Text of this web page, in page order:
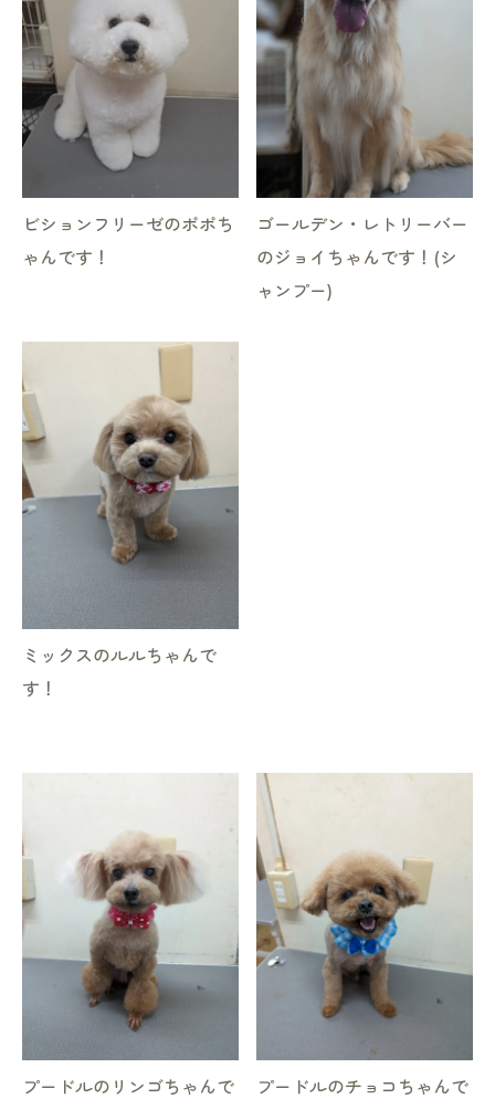
ビションフリーゼのポポち
ゃんです！
ゴールデン・レトリーバー
のジョイちゃんです！(シ
ャンプー)
ミックスのルルちゃんで
す！
プードルのリンゴちゃんで プードルのチョコちゃんで